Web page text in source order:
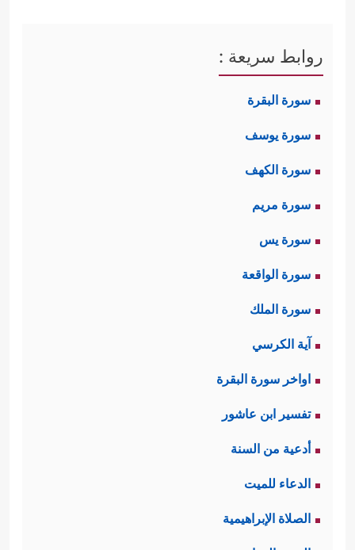
روابط سريعة :
سورة البقرة
سورة يوسف
سورة الكهف
سورة مريم
سورة يس
سورة الواقعة
سورة الملك
آية الكرسي
اواخر سورة البقرة
تفسير ابن عاشور
أدعية من السنة
الدعاء للميت
الصلاة الإبراهيمية